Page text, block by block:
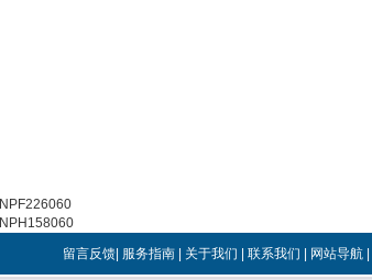
NPF226060
NPH158060
留言反馈 服务指南 关于我们 联系我们 网站导航